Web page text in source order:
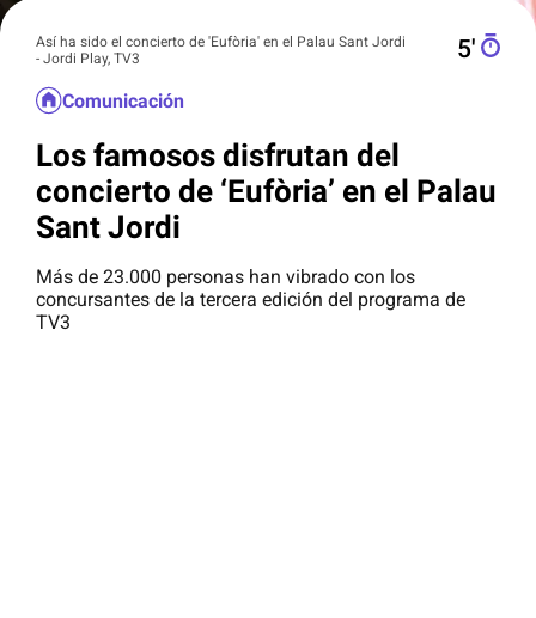
Así ha sido el concierto de 'Eufòria' en el Palau Sant Jordi
- Jordi Play, TV3
5′
Comunicación
Los famosos disfrutan del
concierto de ‘Eufòria’ en el Palau
Sant Jordi
Más de 23.000 personas han vibrado con los
concursantes de la tercera edición del programa de
TV3